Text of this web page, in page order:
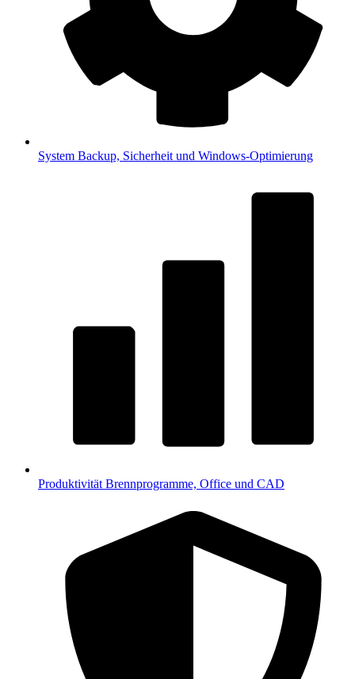
System Backup, Sicherheit und Windows-Optimierung
Produktivität Brennprogramme, Office und CAD